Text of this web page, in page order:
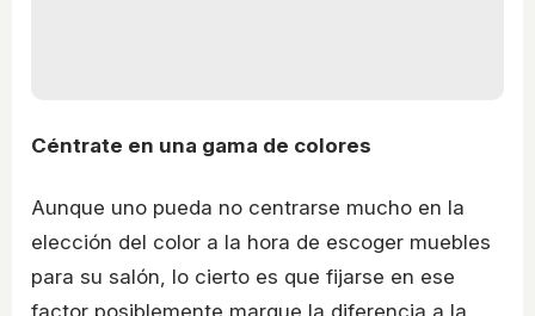
Céntrate en una gama de colores
Aunque uno pueda no centrarse mucho en la
elección del color a la hora de escoger muebles
para su salón, lo cierto es que fijarse en ese